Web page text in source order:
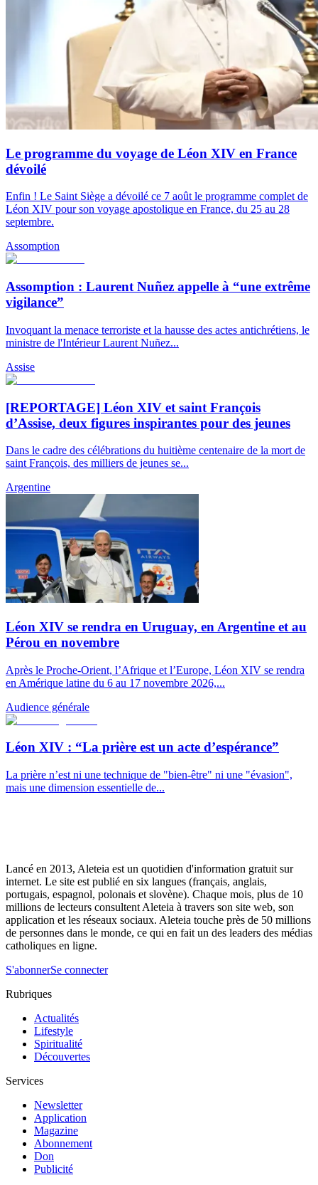
Le programme du voyage de Léon XIV en France
dévoilé
Enfin ! Le Saint Siège a dévoilé ce 7 août le programme complet de
Léon XIV pour son voyage apostolique en France, du 25 au 28
septembre.
Assomption
Assomption : Laurent Nuñez appelle à “une extrême
vigilance”
Invoquant la menace terroriste et la hausse des actes antichrétiens, le
ministre de l'Intérieur Laurent Nuñez...
Assise
[REPORTAGE] Léon XIV et saint François
d’Assise, deux figures inspirantes pour des jeunes
Dans le cadre des célébrations du huitième centenaire de la mort de
saint François, des milliers de jeunes se...
Argentine
Léon XIV se rendra en Uruguay, en Argentine et au
Pérou en novembre
Après le Proche-Orient, l’Afrique et l’Europe, Léon XIV se rendra
en Amérique latine du 6 au 17 novembre 2026,...
Audience générale
Léon XIV : “La prière est un acte d’espérance”
La prière n’est ni une technique de "bien-être" ni une "évasion",
mais une dimension essentielle de...
Lancé en 2013, Aleteia est un quotidien d'information gratuit sur
internet. Le site est publié en six langues (français, anglais,
portugais, espagnol, polonais et slovène). Chaque mois, plus de 10
millions de lecteurs consultent Aleteia à travers son site web, son
application et les réseaux sociaux. Aleteia touche près de 50 millions
de personnes dans le monde, ce qui en fait un des leaders des médias
catholiques en ligne.
S'abonnerSe connecter
Rubriques
Actualités
Lifestyle
Spiritualité
Découvertes
Services
Newsletter
Application
Magazine
Abonnement
Don
Publicité